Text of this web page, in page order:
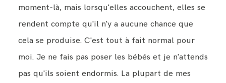
moment-là, mais lorsqu'elles accouchent, elles se
rendent compte qu'il n'y a aucune chance que
cela se produise. C'est tout à fait normal pour
moi. Je ne fais pas poser les bébés et je n'attends
pas qu'ils soient endormis. La plupart de mes